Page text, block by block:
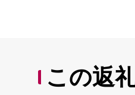
この返